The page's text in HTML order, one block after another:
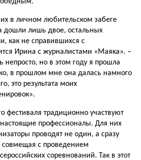
в личном любительском забеге
лишь двое, остальных
как не справившихся с
Ирина с журналистами «Маяка». –
непросто, но в этом году я прошла
в прошлом мне она далась намного
это результата моих
фестиваля традиционно участвуют
профессионалы. Для них
проводят не один, а сразу
совмещая с проведением
соревнований. Так в этот